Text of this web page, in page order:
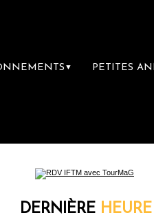
▼ PETITES
librairie du voyage
DERNIÈRE HEURE